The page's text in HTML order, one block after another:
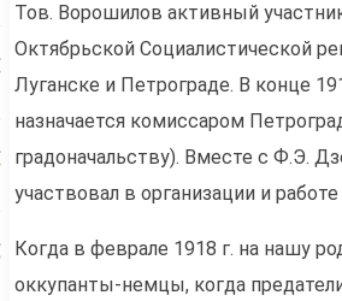
Тов. Ворошилов активный
Октябрьской Социалистической
Луганске и Петрограде. В конце
назначается комиссаром
градоначальству). Вместе с Ф.Э.
участвовал в организации и
Когда в феврале 1918 г. на нашу
оккупанты-немцы, когда